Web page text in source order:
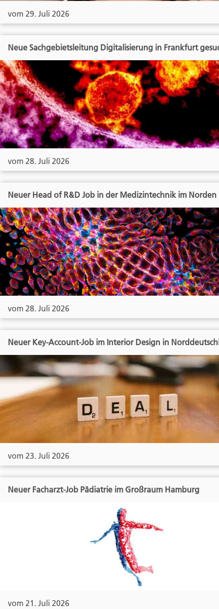
vom 29. Juli 2026
Neue Sachgebietsleitung Digitalisierung in Frankfurt
vom 28. Juli 2026
Neuer Head of R&D Job in der Medizintechnik im Norden
vom 28. Juli 2026
Neuer Key-Account-Job im Interior Design in
vom 23. Juli 2026
Neuer Facharzt-Job Pädiatrie im Großraum Hamburg
vom 21. Juli 2026